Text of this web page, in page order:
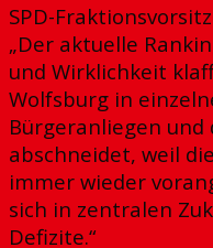
SPD-
„Der aktuelle
und Wirklichkeit
Wolfsburg in
Bürgeranliegen und
abschneidet, weil
immer wieder
sich in zentralen
Defizite.“